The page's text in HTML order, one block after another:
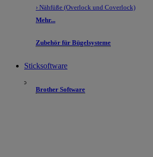
› Nähfüße (Overlock und Coverlock)
Mehr...
Zubehör für Bügelsysteme
Sticksoftware
Brother Software